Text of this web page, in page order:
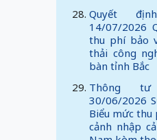
Quyết
14/07/2026
thu phí bảo
thải công
bàn tỉnh Bắc
Thông tư
30/06/2026
Biểu mức
cảnh nhập